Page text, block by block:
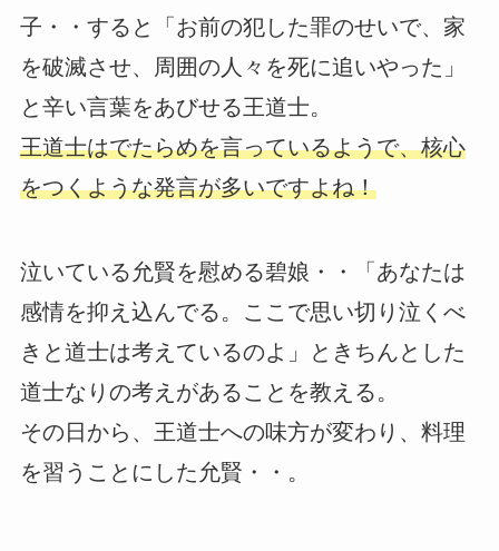
子・・すると「お前の犯した罪のせいで、家
を破滅させ、周囲の人々を死に追いやった」
と辛い言葉をあびせる王道士。
王道士はでたらめを言っているようで、核心
をつくような発言が多いですよね！
泣いている允賢を慰める碧娘・・「あなたは
感情を抑え込んでる。ここで思い切り泣くべ
きと道士は考えているのよ」ときちんとした
道士なりの考えがあることを教える。
その日から、王道士への味方が変わり、料理
を習うことにした允賢・・。